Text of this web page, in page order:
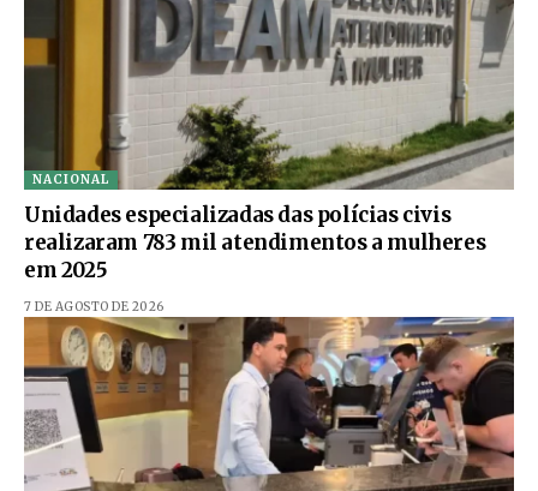
NACIONAL
Unidades especializadas das polícias civis
realizaram 783 mil atendimentos a mulheres
em 2025
7 DE AGOSTO DE 2026